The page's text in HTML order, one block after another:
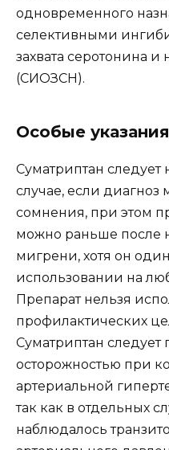
одновременного
селективными
захвата серотонина
(СИОЗСН).
Особые указания
Суматриптан следует
случае, если
сомнения, при этом
можно раньше после
мигрени, хотя он
использовании на
Препарат нельзя
профилактических
Суматриптан следует
осторожностью при
артериальной
так как в отдельных
наблюдалось